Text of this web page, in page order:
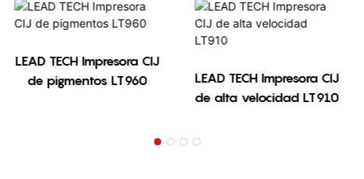
LEAD TECH Impresora CIJ
de pigmentos LT960
LEAD TECH Impresora CIJ
de alta velocidad LT910